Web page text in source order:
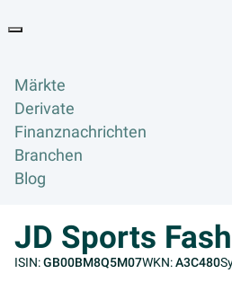
Märkte
Derivate
Finanznachrichten
Branchen
Blog
JD Sports
ISIN:GB00BM8Q5M07WKN:A3C480